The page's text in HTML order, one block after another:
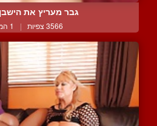
גבר מעריץ את
3566 צפיות | 1 המלצות